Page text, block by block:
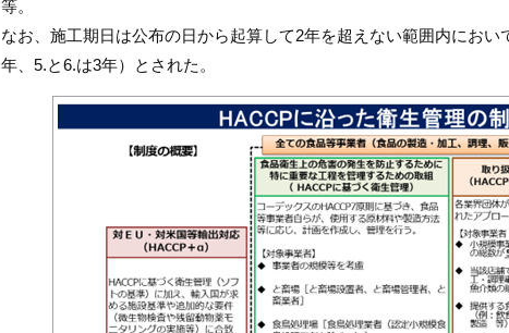
等。
なお、施工期日は公布の日から起算して2年を超えない範囲内におい
年、5.と6.は3年）とされた。